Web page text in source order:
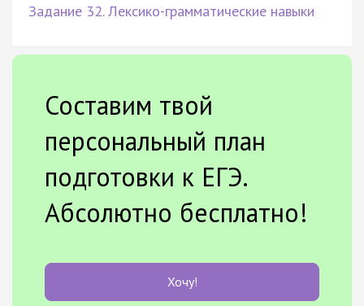
Задание 32. Лексико-грамматические навыки
Составим твой
персональный план
подготовки к ЕГЭ.
Абсолютно бесплатно!
Хочу!